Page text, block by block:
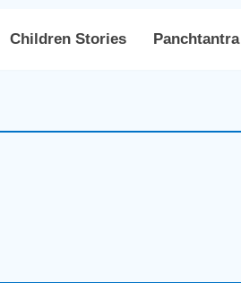
Children Stories Panchtantra